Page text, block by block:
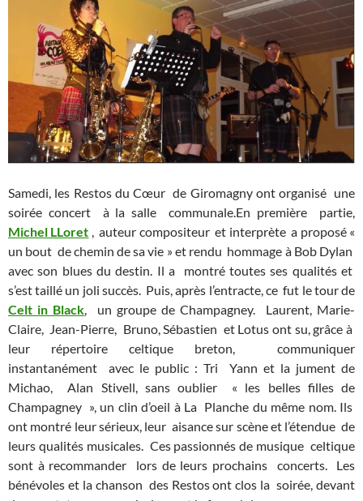
Samedi, les Restos du Cœur de Giromagny ont organisé une
soirée concert à la salle communale.En première partie,
Michel LLoret , auteur compositeur et interprète a proposé «
un bout de chemin de sa vie » et rendu hommage à Bob Dylan
avec son blues du destin. Il a montré toutes ses qualités et
s’est taillé un joli succès. Puis, après l’entracte, ce fut le tour de
Celt in Black, un groupe de Champagney. Laurent, Marie-
Claire, Jean-Pierre, Bruno, Sébastien et Lotus ont su, grâce à
leur répertoire celtique breton, communiquer
instantanément avec le public : Tri Yann et la jument de
Michao, Alan Stivell, sans oublier « les belles filles de
Champagney », un clin d’oeil à La Planche du même nom. Ils
ont montré leur sérieux, leur aisance sur scène et l’étendue de
leurs qualités musicales. Ces passionnés de musique celtique
sont à recommander lors de leurs prochains concerts. Les
bénévoles et la chanson des Restos ont clos la soirée, devant